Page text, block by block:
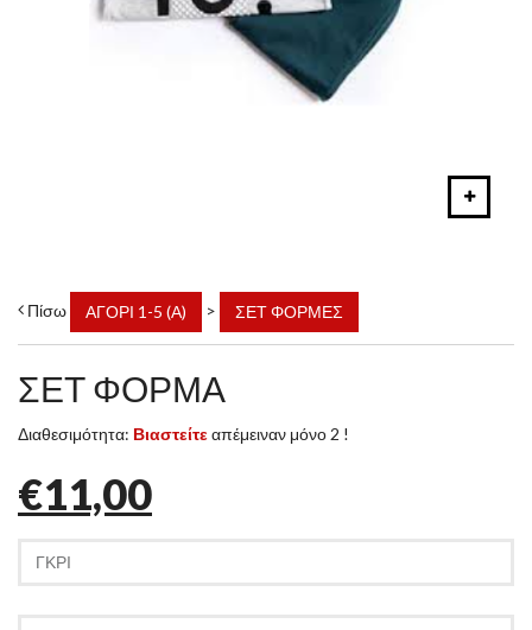
Πίσω ΑΓΟΡΙ 1-5 (Α) > ΣΕΤ ΦΟΡΜΕΣ
ΣΕΤ ΦΟΡΜΑ
Διαθεσιμότητα: Βιαστείτεαπέμειναν μόνο 2 !
€11,00